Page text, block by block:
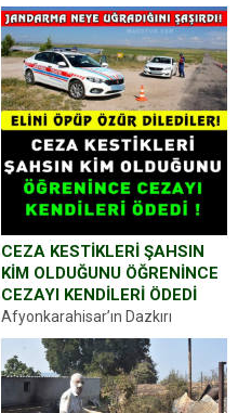
CEZA KESTİKLERİ ŞAHSIN
KİM OLDUĞUNU ÖĞRENİNCE
CEZAYI KENDİLERİ ÖDEDİ
Afyonkarahisar’ın Dazkırı
ilçesinde trafik uygulaması
yapan jandarma ekipleri
durdurdukları bir otomobilin
sürücüsünden ehliyet ve ruhsat